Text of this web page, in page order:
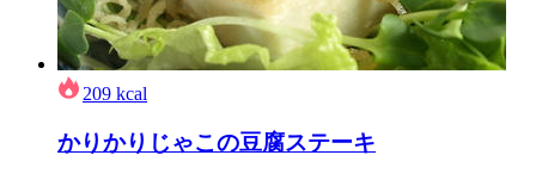
209 kcal
かりかりじゃこの豆腐ステーキ